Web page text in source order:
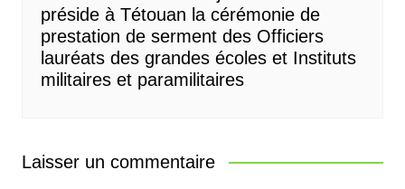
préside à Tétouan la cérémonie de
prestation de serment des Officiers
lauréats des grandes écoles et Instituts
militaires et paramilitaires
Laisser un commentaire